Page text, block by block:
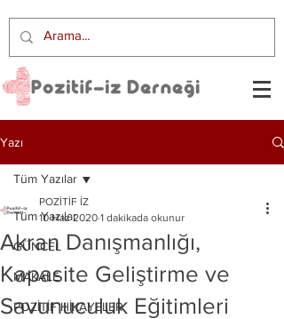
Yazı
Tüm Yazılar
GÜNCEL
MAKALE
POZİTİF HİKAYELER
Tüm Yazılar
Akran Danışmanlığı,
Kapasite Geliştirme ve
Savunuculuk Eğitimleri
POZİTİF İZ
10 Haz 2020 1 dakikada okunur